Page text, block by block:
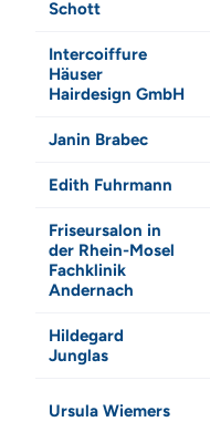
Schott
Intercoiffure
Häuser
Hairdesign GmbH
Janin Brabec
Edith Fuhrmann
Friseursalon in
der Rhein-Mosel
Fachklinik
Andernach
Hildegard
Junglas
Ursula Wiemers